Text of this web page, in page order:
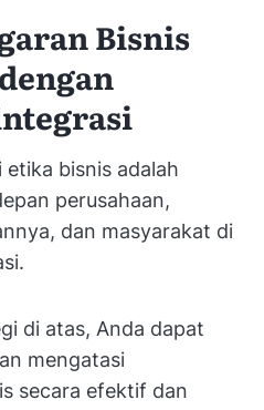
Bisnis
bisnis adalah
perusahaan,
dan masyarakat di
di atas, Anda dapat
mengatasi
secara efektif dan